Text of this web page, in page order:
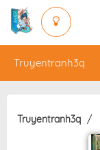
Truyentranh3q
Truyentranh3q